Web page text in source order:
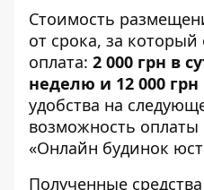
Стоимость
от срока, за который
оплата: 2 000 грн в
неделю и 12 000 грн
удобства на
возможность оплаты
«Онлайн будинок
Полученные